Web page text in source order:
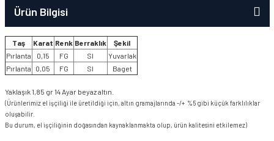
Ürün Bilgisi
Taş Karat Renk Berraklık
Şekil
Pırlanta
0,15 FG SI
Yuvarlak
Pırlanta
0,05 FG SI Baget
Yaklaşık 1,85 gr 14 Ayar beyaz altın.
(Ürünlerimiz el işçiliği ile üretildiği için, altın gramajlarında -/+ %5 gibi küçük farklılıklar
oluşabilir.
Bu durum, el işçiliğinin doğasından kaynaklanmakta olup, ürün kalitesini etkilemez)